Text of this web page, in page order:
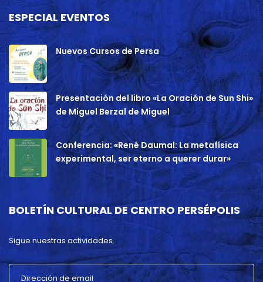
ESPECIAL EVENTOS
Nuevos Cursos de Persa
Presentación del libro «La Oración de Sun Shi»
de Miguel Berzal de Miguel
Conferencia: «René Daumal: La metafísica
experimental, ser eterno a querer durar»
BOLETÍN CULTURAL DE CENTRO PERSÉPOLIS
Sigue nuestras actividades.